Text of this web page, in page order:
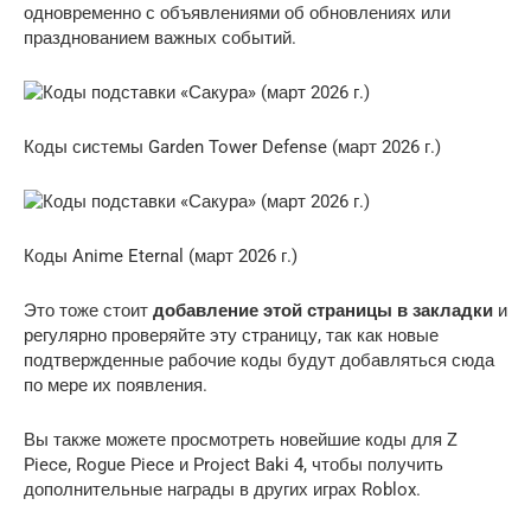
одновременно с объявлениями об обновлениях или
празднованием важных событий.
Коды системы Garden Tower Defense (март 2026 г.)
Коды Anime Eternal (март 2026 г.)
Это тоже стоит добавление этой страницы в закладки и
регулярно проверяйте эту страницу, так как новые
подтвержденные рабочие коды будут добавляться сюда
по мере их появления.
Вы также можете просмотреть новейшие коды для Z
Piece, Rogue Piece и Project Baki 4, чтобы получить
дополнительные награды в других играх Roblox.